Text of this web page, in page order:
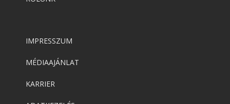
IMPRESSZUM
MÉDIAAJÁNLAT
KARRIER